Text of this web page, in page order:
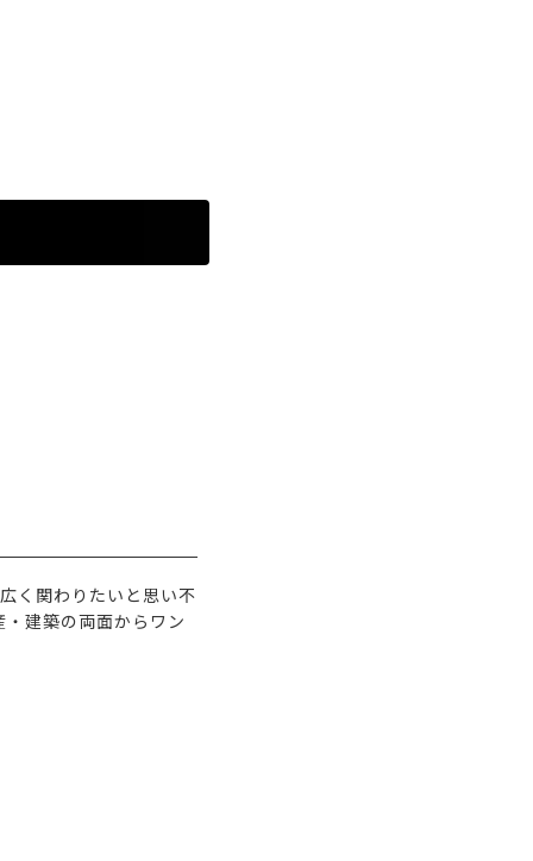
く関わりたいと思い不
建築の両面からワン